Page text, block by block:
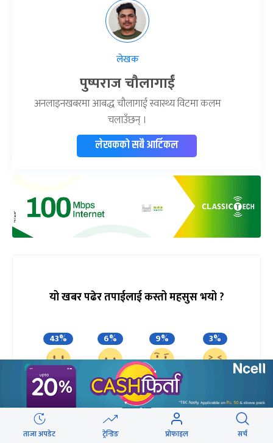
लेखक
पुष्पराज चौलागाईं
अनलाइनखबरमा आबद्ध चौलागाईं स्वास्थ्य विटमा कलम
चलाउँछन् ।
लेखकको सबै आर्टिकल
यो खबर पढेर तपाईलाई कस्तो महसुस भयो ?
43%
खुसी
6%
दुःखी
9%
अचम्मित
3%
40%
ताजा अपडेट ट्रेन्डिङ प्रोफाइल सर्च